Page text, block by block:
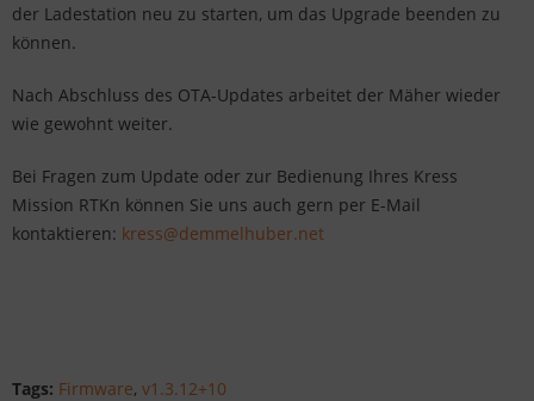
der Ladestation neu zu starten, um das Upgrade beenden zu
können.
Nach Abschluss des OTA-Updates arbeitet der Mäher wieder
wie gewohnt weiter.
Bei Fragen zum Update oder zur Bedienung Ihres Kress
Mission RTKn können Sie uns auch gern per E-Mail
kontaktieren: kress@demmelhuber.net
Tags: Firmware, v1.3.12+10